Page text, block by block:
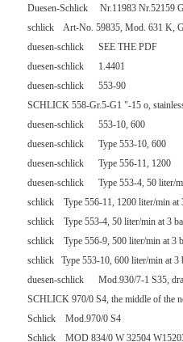
Duesen-Schlick Nr.11983 Nr.52159
schlick Art-No. 59835, Mod. 631 K,
duesen-schlick SEE THE PDF
duesen-schlick 1.4401
duesen-schlick 553-90
SCHLICK 558-Gr.5-G1 "-15 o,
duesen-schlick 553-10, 600
duesen-schlick Type 553-10, 600
duesen-schlick Type 556-11, 1200
duesen-schlick Type 553-4, 50 liter/
schlick Type 556-11, 1200 liter/min at
schlick Type 553-4, 50 liter/min at 3
schlick Type 556-9, 500 liter/min at 3
schlick Type 553-10, 600 liter/min at 3
duesen-schlick Mod.930/7-1 S35,
SCHLICK 970/0 S4, the middle of the
Schlick Mod.970/0 S4
Schlick MOD 834/0 W 32504